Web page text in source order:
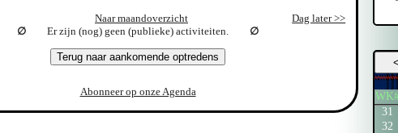
Naar maandoverzicht
Dag later >>
Er zijn (nog) geen (publieke) activiteiten.
Terug naar aankomende optredens
Abonneer op onze Agenda
31
32